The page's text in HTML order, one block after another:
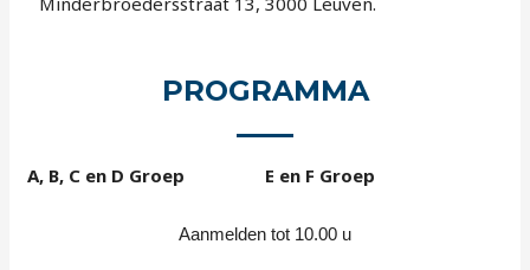
PROGRAMMA
A, B, C en D Groep E en F Groep
Aanmelden tot 10.00 u